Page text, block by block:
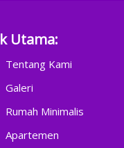
Utama:
Tentang Kami
Galeri
Rumah Minimalis
Apartemen